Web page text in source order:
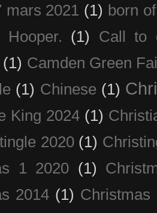
mars 2021 (1) born
Hooper. (1)
Call to
(1) Camden Green
(1) Chinese (1)
King 2024 (1)
2020 (1)
1 2020 (1)
2014 (1) Christmas